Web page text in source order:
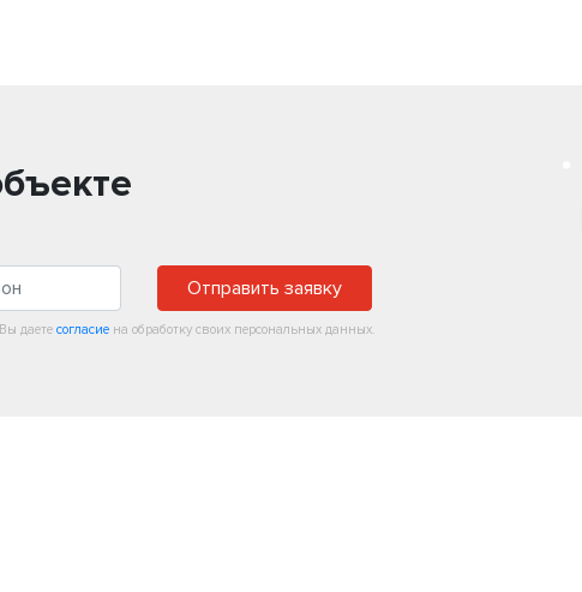
Отправить заявку
даете согласиена обработку своих персональных данных.